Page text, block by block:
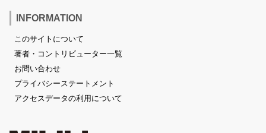
INFORMATION
このサイトについて
著者・コントリビューター一覧
お問い合わせ
プライバシーステートメント
アクセスデータの利用について